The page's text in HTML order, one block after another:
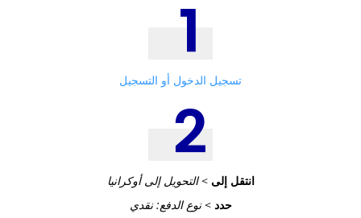
تسجيل الدخول أو التسجيل
انتقل إلى>التحويل إلى أوكرانيا
حدد >نوع الدفع: نقدي